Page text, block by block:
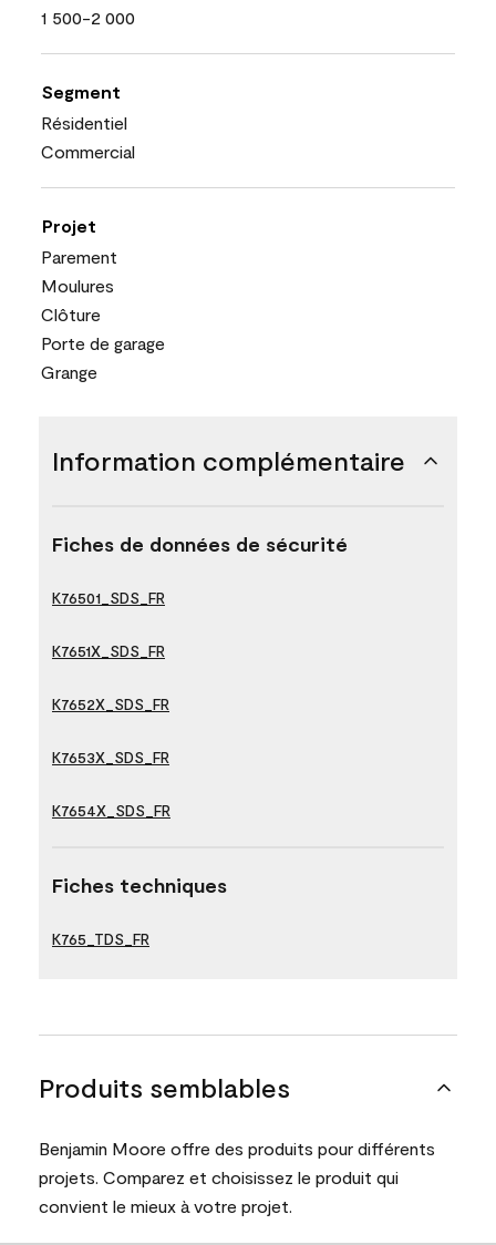
1 500-2 000
Segment
Résidentiel
Commercial
Projet
Parement
Moulures
Clôture
Porte de garage
Grange
Information complémentaire
Fiches de données de sécurité
K76501_SDS_FR
K7651X_SDS_FR
K7652X_SDS_FR
K7653X_SDS_FR
K7654X_SDS_FR
Fiches techniques
K765_TDS_FR
Produits semblables
Benjamin Moore offre des produits pour différents
projets. Comparez et choisissez le produit qui
convient le mieux à votre projet.